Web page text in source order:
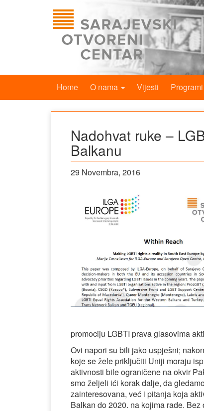
Home O nama Vijesti Programi
Nadohvat ruke –
Balkanu
29 Novembra, 2016
promociju LGBTI prava glasovima
Ovi napori su bili jako uspješni;
koje se žele priključiti Uniji moraju
aktivnosti bile ograničene na okvir
smo željeli ići korak dalje, da
zainteresovana, već i pitanja koja
Balkan do 2020. na kojima rade.